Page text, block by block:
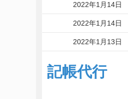
2022年1月14日
2022年1月14日
2022年1月13日
2022年1月13日
記帳代行